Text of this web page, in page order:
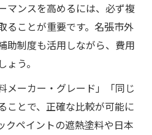
マンスを高めるには、必ず複
ることが重要です。名張市外
助制度も活用しながら、費用
う。
メーカー・グレード」「同じ
ことで、正確な比較が可能に
クペイントの遮熱塗料や日本